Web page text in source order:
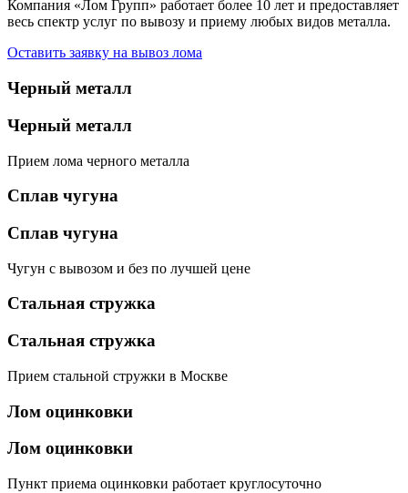
Компания «Лом Групп» работает более 10 лет и предоставляет
весь спектр услуг по вывозу и приему любых видов металла.
Оставить заявку на вывоз лома
Черный металл
Черный металл
Прием лома черного металла
Сплав чугуна
Сплав чугуна
Чугун с вывозом и без по лучшей цене
Стальная стружка
Стальная стружка
Прием стальной стружки в Москве
Лом оцинковки
Лом оцинковки
Пункт приема оцинковки работает круглосуточно